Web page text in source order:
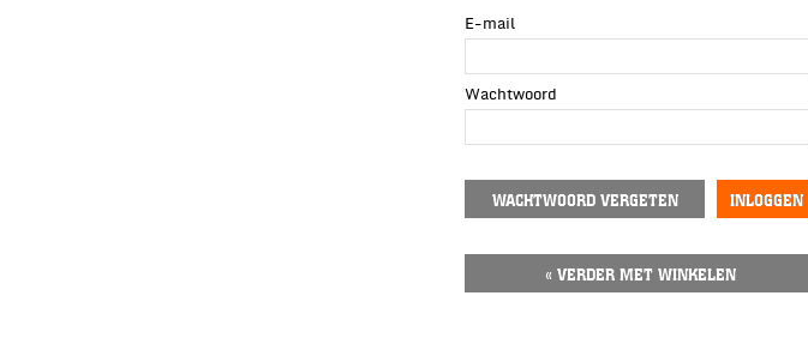
E-mail
Wachtwoord
WACHTWOORD VERGETEN
« VERDER MET WINKELEN